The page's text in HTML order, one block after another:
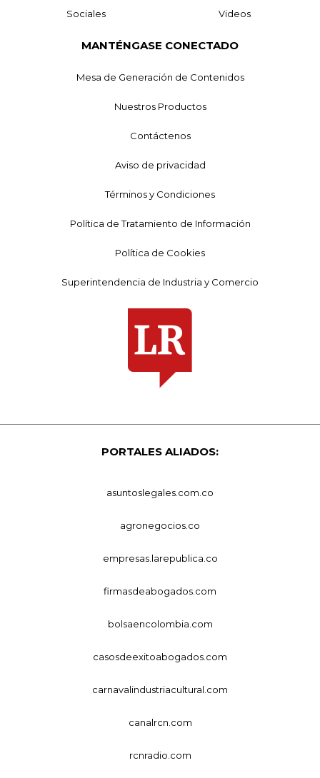
Sociales Videos
MANTÉNGASE CONECTADO
Mesa de Generación de Contenidos
Nuestros Productos
Contáctenos
Aviso de privacidad
Términos y Condiciones
Política de Tratamiento de Información
Política de Cookies
Superintendencia de Industria y Comercio
PORTALES ALIADOS:
asuntoslegales.com.co
agronegocios.co
empresas.larepublica.co
firmasdeabogados.com
bolsaencolombia.com
casosdeexitoabogados.com
carnavalindustriacultural.com
canalrcn.com
rcnradio.com